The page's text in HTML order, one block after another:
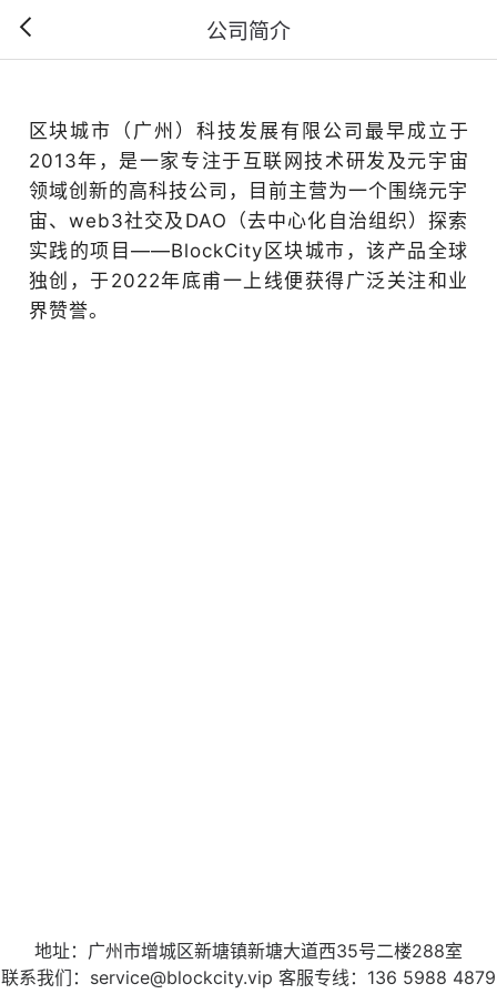
公司简介
区块城市（广州）科技发展有限公司最早成立于
2013年，是一家专注于互联网技术研发及元宇宙
领域创新的高科技公司，目前主营为一个围绕元宇
宙、web3社交及DAO（去中心化自治组织）探索
实践的项目——BlockCity区块城市，该产品全球
独创，于2022年底甫一上线便获得广泛关注和业
界赞誉。
地址：广州市增城区新塘镇新塘大道西35号二楼288室
联系我们：service@blockcity.vip 客服专线：136 5988 4879